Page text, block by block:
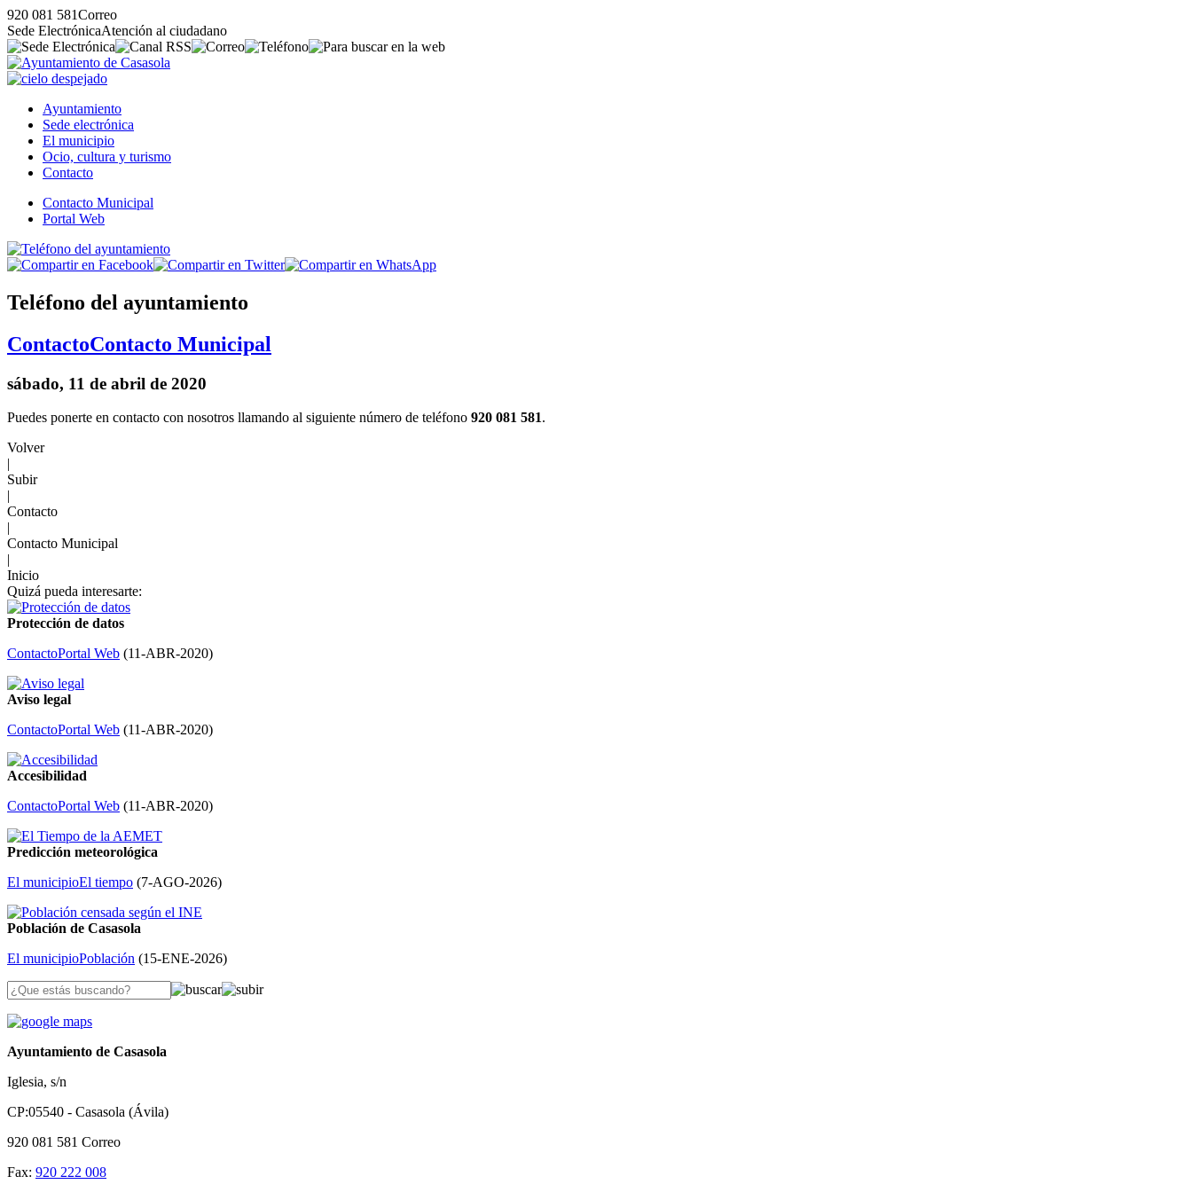
920 081 581Correo
Sede ElectrónicaAtención al ciudadano
Ayuntamiento
Sede electrónica
El municipio
Ocio, cultura y turismo
Contacto
Contacto Municipal
Portal Web
Teléfono del ayuntamiento
ContactoContacto Municipal
sábado, 11 de abril de 2020
Puedes ponerte en contacto con nosotros llamando al siguiente número de teléfono 920 081 581.
Volver
|
Subir
|
Contacto
|
Contacto Municipal
|
Inicio
Quizá pueda interesarte:
Protección de datos
ContactoPortal Web (11-ABR-2020)
Aviso legal
ContactoPortal Web (11-ABR-2020)
Accesibilidad
ContactoPortal Web (11-ABR-2020)
Predicción meteorológica
El municipioEl tiempo (7-AGO-2026)
Población de Casasola
El municipioPoblación (15-ENE-2026)
Ayuntamiento de Casasola
Iglesia, s/n
CP:05540 - Casasola (Ávila)
920 081 581 Correo
Fax: 920 222 008